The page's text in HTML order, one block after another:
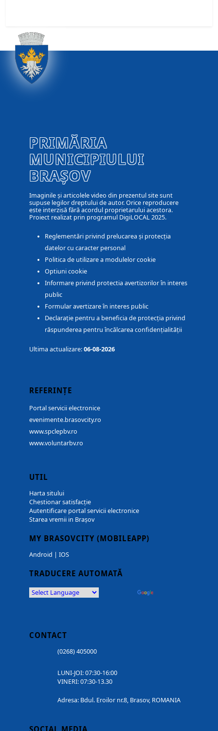
PRIMĂRIA
MUNICIPIULUI
BRAȘOV
Imaginile și articolele video din prezentul site sunt
supuse legilor dreptului de autor. Orice reproducere
este interzisă fără acordul proprietarului acestora.
Proiect realizat prin programul DigiLOCAL 2025.
Reglementări privind prelucarea și protecția
datelor cu caracter personal
Politica de utilizare a modulelor cookie
Optiuni cookie
Informare privind protectia avertizorilor în interes
public
Formular avertizare în interes public
Declarație pentru a beneficia de protecția privind
răspunderea pentru încălcarea confidențialității
Ultima actualizare:06-08-2026
REFERINȚE
Portal servicii electronice
evenimente.brasovcity.ro
www.spclepbv.ro
www.voluntarbv.ro
UTIL
Harta sitului
Chestionar satisfacție
Autentificare portal servicii electronice
Starea vremii in Brașov
MY BRASOVCITY (MOBILEAPP)
Android | IOS
TRADUCERE AUTOMATĂ
CONTACT
(0268) 405000
LUNI-JOI: 07:30-16:00
VINERI: 07:30-13.30
Adresa: Bdul. Eroilor nr.8, Brasov, ROMANIA
SOCIAL MEDIA